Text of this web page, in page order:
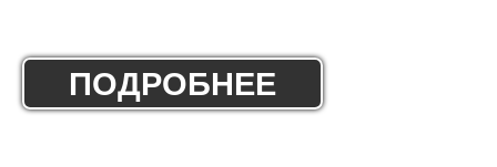
ПОДРОБНЕЕ